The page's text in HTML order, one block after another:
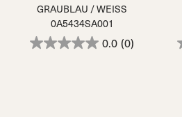
GRAUBLAU / WEISS
0A5434SA001
0.0 (0)